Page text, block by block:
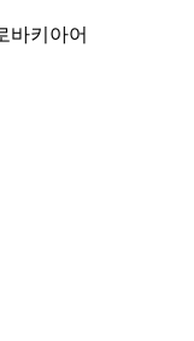
바키아어